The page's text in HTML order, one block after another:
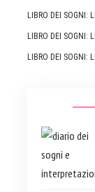
LIBRO DEI SOGNI:
LIBRO DEI SOGNI:
LIBRO DEI SOGNI: